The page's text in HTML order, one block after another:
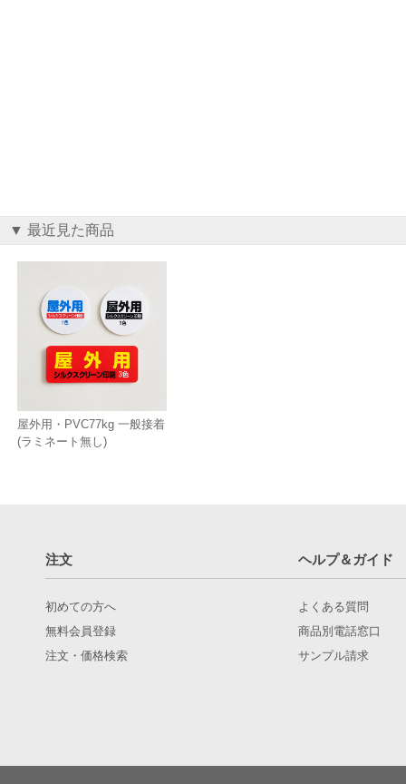
▼ 最近見た商品
屋外用・PVC77kg 一般接着
(ラミネート無し)
注文 ヘルプ＆ガイド
初めての方へ
無料会員登録
注文・価格検索
よくある質問
商品別電話窓口
サンプル請求